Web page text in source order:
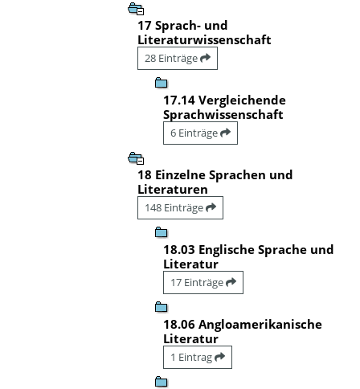
17 Sprach- und
Literaturwissenschaft
28 Einträge
17.14 Vergleichende
Sprachwissenschaft
6 Einträge
18 Einzelne Sprachen und
Literaturen
148 Einträge
18.03 Englische Sprache und
Literatur
17 Einträge
18.06 Angloamerikanische
Literatur
1 Eintrag